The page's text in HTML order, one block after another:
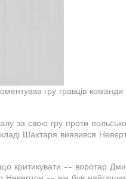
гру гравців команди в
за свою гру проти
Шахтаря виявився
критикувати -- воротар